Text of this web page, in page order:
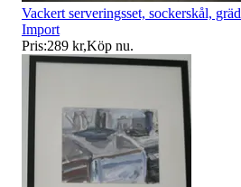
Vackert serveringsset, sockerskål,
Import
Pris:289 kr,Köp nu.